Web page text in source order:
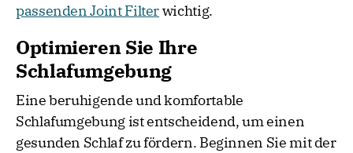
passenden Joint Filterwichtig.
Optimieren Sie Ihre
Schlafumgebung
Eine beruhigende und komfortable
Schlafumgebung ist entscheidend, um einen
gesunden Schlaf zu fördern. Beginnen Sie mit der